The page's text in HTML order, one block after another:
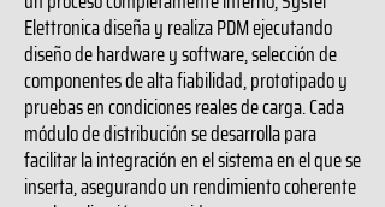
Elettronica diseña y realiza PDM ejecutando
diseño de hardware y software, selección de
componentes de alta fiabilidad, prototipado y
pruebas en condiciones reales de carga. Cada
módulo de distribución se desarrolla para
facilitar la integración en el sistema en el que se
inserta, asegurando un rendimiento coherente